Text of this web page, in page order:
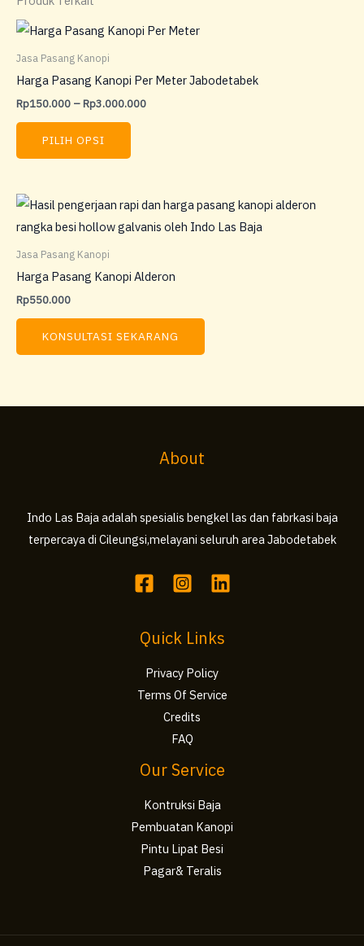
Jasa Pasang Kanopi
Harga Pasang Kanopi Per Meter Jabodetabek
Rp150.000 –Rp3.000.000
PILIH OPSI
Jasa Pasang Kanopi
Harga Pasang Kanopi Alderon
Rp550.000
KONSULTASI SEKARANG
About
Indo Las Baja adalah spesialis bengkel las dan fabrkasi baja
terpercaya di Cileungsi,melayani seluruh area Jabodetabek
Quick Links
Privacy Policy
Terms Of Service
Credits
FAQ
Our Service
Kontruksi Baja
Pembuatan Kanopi
Pintu Lipat Besi
Pagar& Teralis